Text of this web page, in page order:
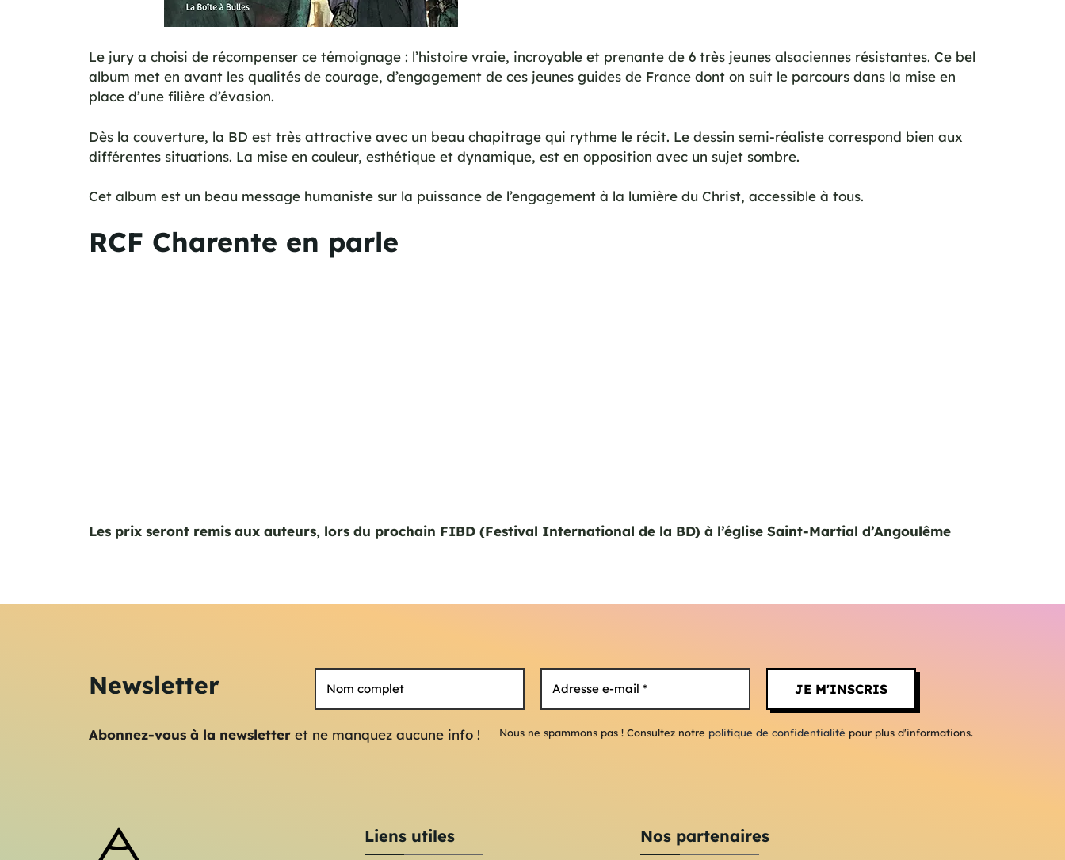
Le jury a choisi de récompenser ce témoignage : l’histoire vraie, incroyable et prenante de 6 très jeunes alsaciennes résistantes. Ce bel
album met en avant les qualités de courage, d’engagement de ces jeunes guides de France dont on suit le parcours dans la mise en
place d’une filière d’évasion.
Dès la couverture, la BD est très attractive avec un beau chapitrage qui rythme le récit. Le dessin semi-réaliste correspond bien aux
différentes situations. La mise en couleur, esthétique et dynamique, est en opposition avec un sujet sombre.
Cet album est un beau message humaniste sur la puissance de l’engagement à la lumière du Christ, accessible à tous.
RCF Charente en parle
Les prix seront remis aux auteurs, lors du prochain FIBD (Festival International de la BD) à l’église Saint-Martial d’Angoulême
Newsletter
Abonnez-vous à la newsletter et ne manquez aucune info ! Nous ne spammons pas ! Consultez notre politique de confidentialité pour plus d'informations.
Liens utiles Nos partenaires